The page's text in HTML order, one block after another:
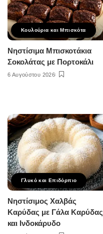
Κουλούρια και Μπισκότα
Νηστίσιμα Μπισκοτάκια
Σοκολάτας με Πορτοκάλι
6 Αυγούστου 2026
Γλυκό και Επιδόρπιο
Νηστίσιμος Χαλβάς
Καρύδας με Γάλα Καρύδας
και Ινδοκάρυδο